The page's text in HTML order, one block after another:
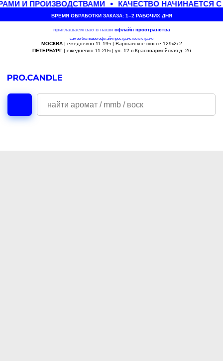
И ПРОИЗВОДСТВАМИ КАЧЕСТВО НАЧИНАЕТСЯ С
ВРЕМЯ ОБРАБОТКИ ЗАКАЗА: 1–2 РАБОЧИХ ДНЯ
приглашаем вас в наши офлайн пространства
самое большое офлайн пространство в стране
МОСКВА| ежедневно 11-19ч | Варшавское шоссе 129к2с2
ПЕТЕРБУРГ| ежедневно 11-20ч | ул. 12-я Красноармейская д. 26